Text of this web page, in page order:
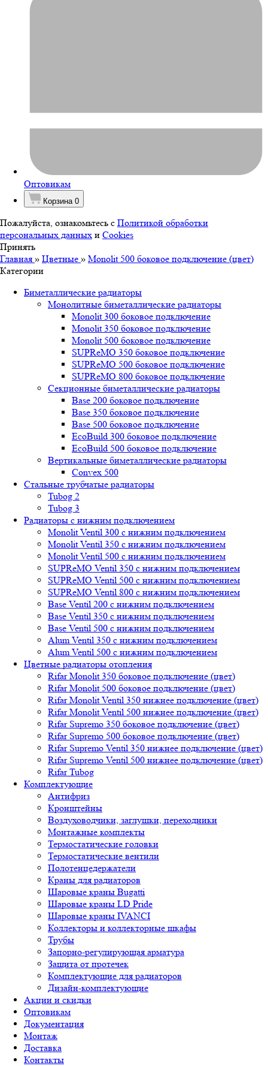
Оптовикам
Корзина 0
Пожалуйста, ознакомьтесь с Политикой обработки
персональных данных и Cookies
Принять
Главная » Цветные » Monolit 500 боковое подключение (цвет)
Категории
Биметаллические радиаторы
Монолитные биметаллические радиаторы
Mоnоlit 300 боковое подключение
Mоnоlit 350 боковое подключение
Mоnоlit 500 боковое подключение
SUРRеMО 350 боковое подключение
SUРRеMО 500 боковое подключение
SUРRеMО 800 боковое подключение
Секционные биметаллические радиаторы
Base 200 боковое подключение
Base 350 боковое подключение
Base 500 боковое подключение
EcoBuild 300 боковое подключение
EcoBuild 500 боковое подключение
Вертикальные биметаллические радиаторы
Convex 500
Стальные трубчатые радиаторы
Tubog 2
Tubog 3
Радиаторы с нижним подключением
Monolit Ventil 300 с нижним подключением
Monolit Ventil 350 с нижним подключением
Monolit Ventil 500 с нижним подключением
SUPReMO Ventil 350 с нижним подключением
SUPReMO Ventil 500 с нижним подключением
SUPReMO Ventil 800 с нижним подключением
Base Ventil 200 с нижним подключением
Base Ventil 350 с нижним подключением
Base Ventil 500 с нижним подключением
Alum Ventil 350 с нижним подключением
Alum Ventil 500 с нижним подключением
Цветные радиаторы отопления
Rifar Monolit 350 боковое подключение (цвет)
Rifar Monolit 500 боковое подключение (цвет)
Rifar Monolit Ventil 350 нижнее подключение (цвет)
Rifar Monolit Ventil 500 нижнее подключение (цвет)
Rifar Supremo 350 боковое подключение (цвет)
Rifar Supremo 500 боковое подключение (цвет)
Rifar Supremo Ventil 350 нижнее подключение (цвет)
Rifar Supremo Ventil 500 нижнее подключение (цвет)
Rifar Tubog
Комплектующие
Антифриз
Кронштейны
Воздуховодчики, заглушки, переходники
Монтажные комплекты
Термостатические головки
Термостатические вентили
Полотенцедержатели
Краны для радиаторов
Шаровые краны Bugatti
Шаровые краны LD Pride
Шаровые краны IVANCI
Коллекторы и коллекторные шкафы
Трубы
Запорно-регулирующая арматура
Защита от протечек
Комплектующие для радиаторов
Дизайн-комплектующие
Акции и скидки
Оптовикам
Документация
Монтаж
Доставка
Контакты